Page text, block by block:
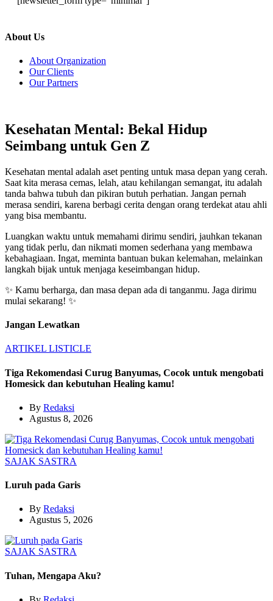
About Us
About Organization
Our Clients
Our Partners
Kesehatan Mental: Bekal Hidup
Seimbang untuk Gen Z
Kesehatan mental adalah aset penting untuk masa depan yang cerah.
Saat kita merasa cemas, lelah, atau kehilangan semangat, itu adalah
tanda bahwa tubuh dan pikiran butuh perhatian. Jangan pernah
merasa sendiri, karena berbagi cerita dengan orang terdekat atau ahli
yang bisa membantu.
Luangkan waktu untuk memahami dirimu sendiri, jauhkan tekanan
yang tidak perlu, dan nikmati momen sederhana yang membawa
kebahagiaan. Ingat, meminta bantuan bukan kelemahan, melainkan
langkah bijak untuk menjaga keseimbangan hidup.
✨ Kamu berharga, dan masa depan ada di tanganmu. Jaga dirimu
mulai sekarang! ✨
Jangan Lewatkan
ARTIKEL LISTICLE
Tiga Rekomendasi Curug Banyumas, Cocok untuk mengobati
Homesick dan kebutuhan Healing kamu!
By Redaksi
Agustus 8, 2026
SAJAK SASTRA
Luruh pada Garis
By Redaksi
Agustus 5, 2026
SAJAK SASTRA
Tuhan, Mengapa Aku?